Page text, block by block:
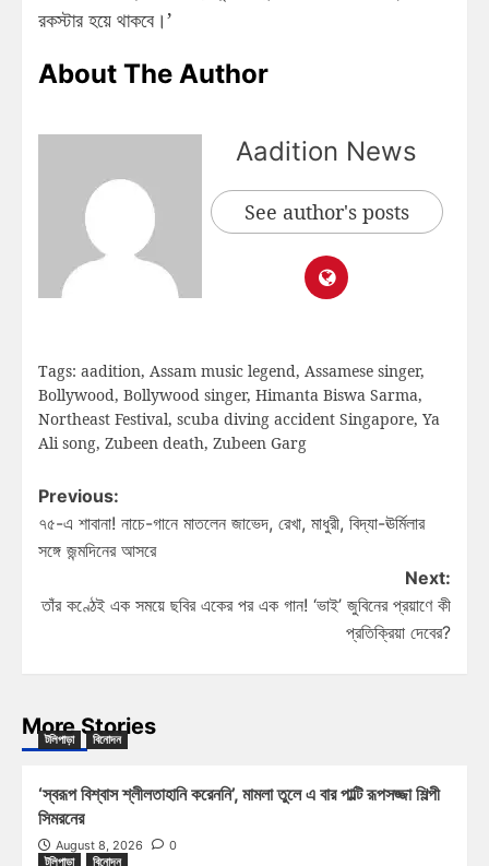
রকস্টার হয়ে থাকবে।’
About The Author
Aadition News
See author's posts
Tags: aadition, Assam music legend, Assamese singer,
Bollywood, Bollywood singer, Himanta Biswa Sarma,
Northeast Festival, scuba diving accident Singapore, Ya
Ali song, Zubeen death, Zubeen Garg
Previous:
৭৫-এ শাবানা! নাচে-গানে মাতলেন জাভেদ, রেখা, মাধুরী, বিদ্যা-ঊর্মিলার
সঙ্গে জন্মদিনের আসরে
Next:
তাঁর কণ্ঠেই এক সময়ে ছবির একের পর এক গান! ‘ভাই’ জুবিনের প্রয়াণে কী
প্রতিক্রিয়া দেবের?
More Stories
টলিপাড়া বিনোদন
‘স্বরূপ বিশ্বাস শ্লীলতাহানি করেননি’, মামলা তুলে এ বার পাল্টি রূপসজ্জা শিল্পী
সিমরনের
August 8, 2026
0
টলিপাড়া
বিনোদন